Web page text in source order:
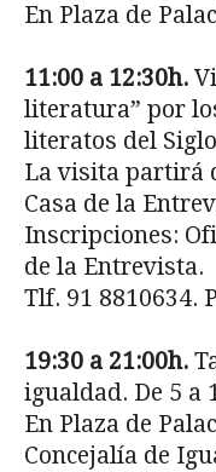
En Plaza de
11:00 a 12:30h.
literatura” por
literatos del
La visita partirá
Casa de la
Inscripciones:
de la Entrevista.
Tlf. 91 8810634.
19:30 a 21:00h.
igualdad. De 5 a
En Plaza de
Concejalía de